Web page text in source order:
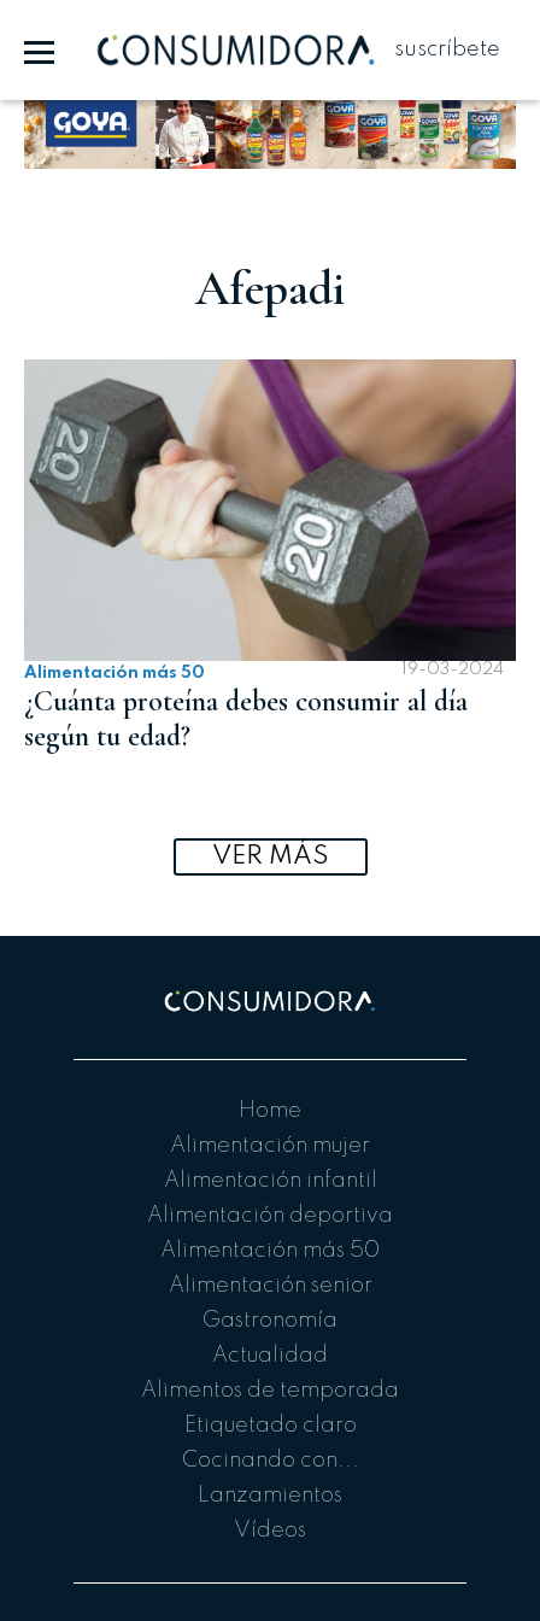
suscríbete
Afepadi
Alimentación más 50 19-03-2024
¿Cuánta proteína debes consumir al día
según tu edad?
VER MÁS
Home
Alimentación mujer
Alimentación infantil
Alimentación deportiva
Alimentación más 50
Alimentación senior
Gastronomía
Actualidad
Alimentos de temporada
Etiquetado claro
Cocinando con...
Lanzamientos
Vídeos